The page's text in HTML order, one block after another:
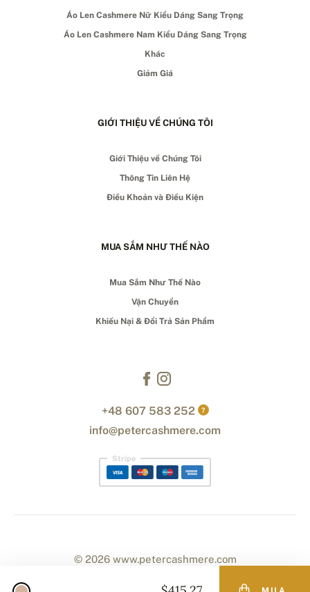
Áo Len Cashmere Nữ Kiểu Dáng Sang Trọng
Áo Len Cashmere Nam Kiểu Dáng Sang Trọng
Khác
Giảm Giá
GIỚI THIỆU VỀ CHÚNG TÔI
Giới Thiệu về Chúng Tôi
Thông Tin Liên Hệ
Điều Khoản và Điều Kiện
MUA SẮM NHƯ THẾ NÀO
Mua Sắm Như Thế Nào
Vận Chuyển
Khiếu Nại & Đổi Trả Sản Phẩm
+48 607 583 252 ?
info@petercashmere.com
Stripe
© 2026 www.petercashmere.com